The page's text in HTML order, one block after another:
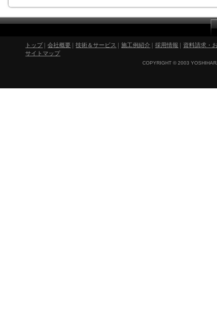
トップ| 会社概要 | 技術＆サービス | 施工例紹介 | 採用情報 | 資料請求・
サイトマップ
COPYRIGHT © 2003